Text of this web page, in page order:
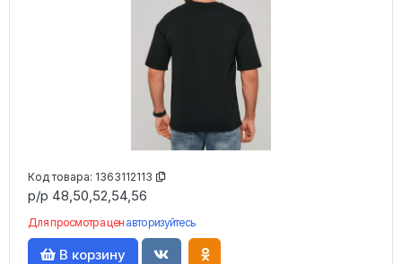
Код товара: 1363112113
р/р 48,50,52,54,56
Для просмотра цен авторизуйтесь
В корзину